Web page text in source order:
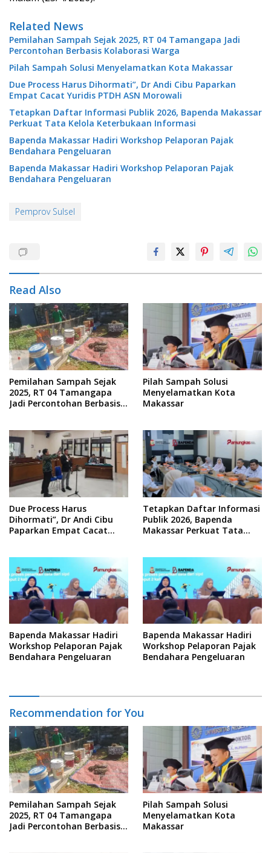
Related News
Pemilahan Sampah Sejak 2025, RT 04 Tamangapa Jadi
Percontohan Berbasis Kolaborasi Warga
Pilah Sampah Solusi Menyelamatkan Kota Makassar
Due Process Harus Dihormati”, Dr Andi Cibu Paparkan
Empat Cacat Yuridis PTDH ASN Morowali
Tetapkan Daftar Informasi Publik 2026, Bapenda Makassar
Perkuat Tata Kelola Keterbukaan Informasi
Bapenda Makassar Hadiri Workshop Pelaporan Pajak
Bendahara Pengeluaran
Bapenda Makassar Hadiri Workshop Pelaporan Pajak
Bendahara Pengeluaran
Pemprov Sulsel
Read Also
Pemilahan Sampah Sejak
2025, RT 04 Tamangapa
Jadi Percontohan Berbasis
Pilah Sampah Solusi
Menyelamatkan Kota
Makassar
Due Process Harus
Dihormati”, Dr Andi Cibu
Paparkan Empat Cacat
Tetapkan Daftar Informasi
Publik 2026, Bapenda
Makassar Perkuat Tata
Bapenda Makassar Hadiri
Workshop Pelaporan Pajak
Bendahara Pengeluaran
Bapenda Makassar Hadiri
Workshop Pelaporan Pajak
Bendahara Pengeluaran
Recommendation for You
Pemilahan Sampah Sejak
2025, RT 04 Tamangapa
Jadi Percontohan Berbasis
Pilah Sampah Solusi
Menyelamatkan Kota
Makassar